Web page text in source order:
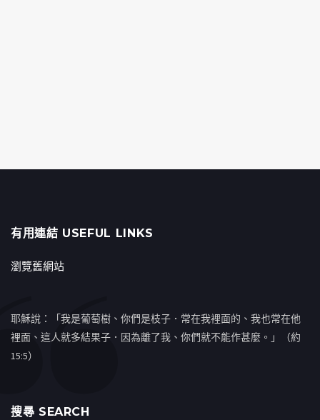
有用連結 USEFUL LINKS
瀏覽舊網站
耶穌說：「我是葡萄樹、你們是枝子．常在我裡面的、我也常在他
裡面、這人就多結果子．因為離了我、你們就不能作甚麼。」（約
15:5）
搜㝷 SEARCH